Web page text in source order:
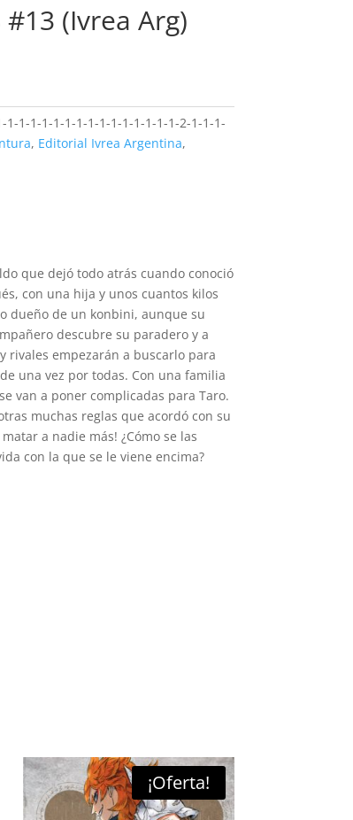
#13 (Ivrea Arg)
1-1-1-1-1-1-1-1-1-1-1-1-1-1-2-1-1-1-
, Editorial Ivrea Argentina,
que dejó todo atrás cuando conoció
con una hija y unos cuantos kilos
dueño de un konbini, aunque su
descubre su paradero y a
rivales empezarán a buscarlo para
una vez por todas. Con una familia
van a poner complicadas para Taro.
muchas reglas que acordó con su
a nadie más! ¿Cómo se las
con la que se le viene encima?
¡Oferta!